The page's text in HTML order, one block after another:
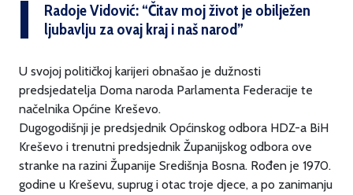
Radoje Vidović: “Čitav moj život je obilježen
ljubavlju za ovaj kraj i naš narod”
U svojoj političkoj karijeri obnašao je dužnosti
predsjedatelja Doma naroda Parlamenta Federacije te
načelnika Općine Kreševo.
Dugogodišnji je predsjednik Općinskog odbora HDZ-a BiH
Kreševo i trenutni predsjednik Županijskog odbora ove
stranke na razini Županije Središnja Bosna. Rođen je 1970.
godine u Kreševu, suprug i otac troje djece, a po zanimanju